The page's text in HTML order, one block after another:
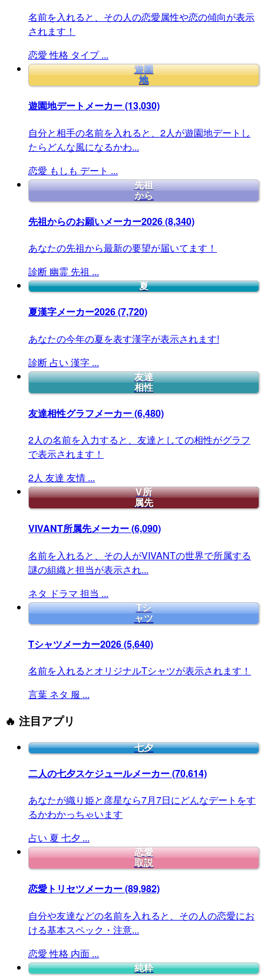
名前を入れると、その人の恋愛属性や恋の傾向が表示
されます！
恋愛 性格 タイプ ...
遊園
地
遊園地デートメーカー(13,030)
自分と相手の名前を入れると、2人が遊園地デートし
たらどんな風になるかわ...
恋愛 もしも デート ...
先祖
から
先祖からのお願いメーカー2026(8,340)
あなたの先祖から最新の要望が届いてます！
診断 幽霊 先祖 ...
夏
夏漢字メーカー2026(7,720)
あなたの今年の夏を表す漢字が表示されます!
診断 占い 漢字 ...
友達
相性
友達相性グラフメーカー(6,480)
2人の名前を入力すると、友達としての相性がグラフ
で表示されます！
2人 友達 友情 ...
V所
属先
VIVANT所属先メーカー(6,090)
名前を入れると、その人がVIVANTの世界で所属する
謎の組織と担当が表示され...
ネタ ドラマ 担当 ...
Tシ
ャツ
Tシャツメーカー2026(5,640)
名前を入れるとオリジナルTシャツが表示されます！
言葉 ネタ 服 ...
🔥 注目アプリ
七夕
二人の七夕スケジュールメーカー(70,614)
あなたが織り姫と彦星なら7月7日にどんなデートをす
るかわかっちゃいます
占い 夏 七夕 ...
恋愛
取説
恋愛トリセツメーカー(89,982)
自分や友達などの名前を入れると、その人の恋愛にお
ける基本スペック・注意...
恋愛 性格 内面 ...
純粋